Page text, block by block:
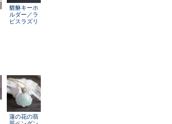
貔貅キーホ
ルダー／ラ
ピスラズリ
蓮の花の翡